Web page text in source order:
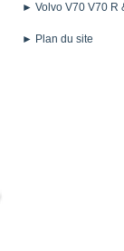
► Volvo V70 V70 R
► Plan du site